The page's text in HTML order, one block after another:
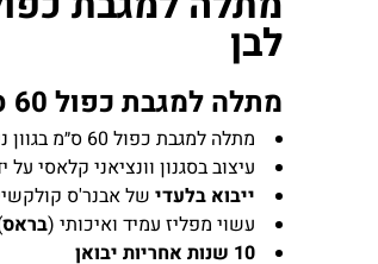
לבן
מתלה למגבת כפול 60 ס״מ ג'ולייט ניקל עם לבן
מתלה למגבת כפול 60 ס״מ בגוון ניקל עם לבן מסדרת ג'ולייט מבית דלוצ'י
עיצוב בסגנון וונציאני קלאסי
ייבוא בלעדי של אבנר'ס
עשוי מפליז עמיד ואיכותי (בראס
10 שנות אחריות יבואן